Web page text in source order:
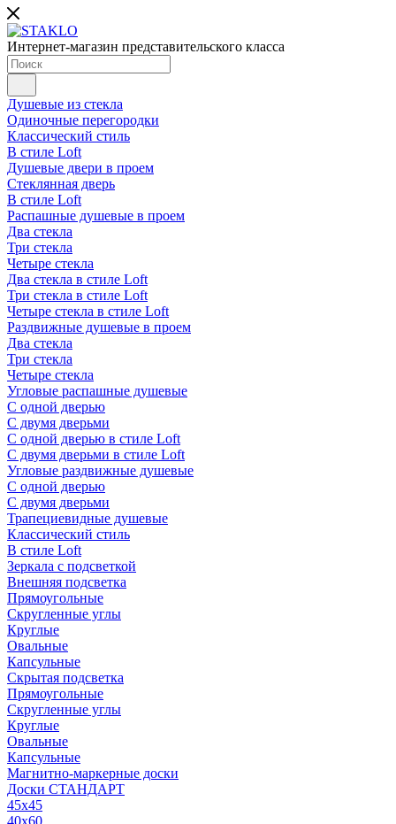
Интернет-магазин представительского класса
Душевые из стекла
Одиночные перегородки
Классический стиль
В стиле Loft
Душевые двери в проем
Стеклянная дверь
В стиле Loft
Распашные душевые в проем
Два стекла
Три стекла
Четыре стекла
Два стекла в стиле Loft
Три стекла в стиле Loft
Четыре стекла в стиле Loft
Раздвижные душевые в проем
Два стекла
Три стекла
Четыре стекла
Угловые распашные душевые
С одной дверью
С двумя дверьми
С одной дверью в стиле Loft
С двумя дверьми в стиле Loft
Угловые раздвижные душевые
С одной дверью
С двумя дверьми
Трапециевидные душевые
Классический стиль
В стиле Loft
Зеркала с подсветкой
Внешняя подсветка
Прямоугольные
Скругленные углы
Круглые
Овальные
Капсульные
Скрытая подсветка
Прямоугольные
Скругленные углы
Круглые
Овальные
Капсульные
Магнитно-маркерные доски
Доски СТАНДАРТ
45x45
40x60